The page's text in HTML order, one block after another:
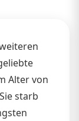
Alter von
starb